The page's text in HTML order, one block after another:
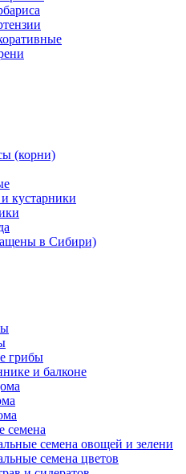
(корни)
кустарники
в Сибири)
грибы
и балконе
семена
семена овощей и зелени
семена цветов